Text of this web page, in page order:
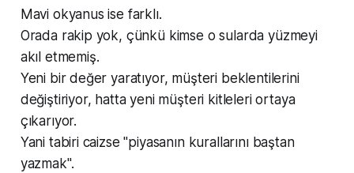
Mavi okyanus ise farklı.
Orada rakip yok, çünkü kimse o sularda yüzmeyi
akıl etmemiş.
Yeni bir değer yaratıyor, müşteri beklentilerini
değiştiriyor, hatta yeni müşteri kitleleri ortaya
çıkarıyor.
Yani tabiri caizse "piyasanın kurallarını baştan
yazmak".